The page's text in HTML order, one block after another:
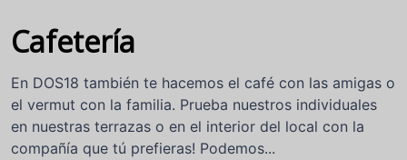
Cafetería
En DOS18 también te hacemos el café con las amigas o
el vermut con la familia. Prueba nuestros individuales
en nuestras terrazas o en el interior del local con la
compañía que tú prefieras! Podemos...